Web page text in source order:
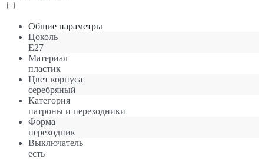
Общие параметры
Цоколь
E27
Материал
пластик
Цвет корпуса
серебряный
Категория
патроны и переходники
Форма
переходник
Выключатель
есть